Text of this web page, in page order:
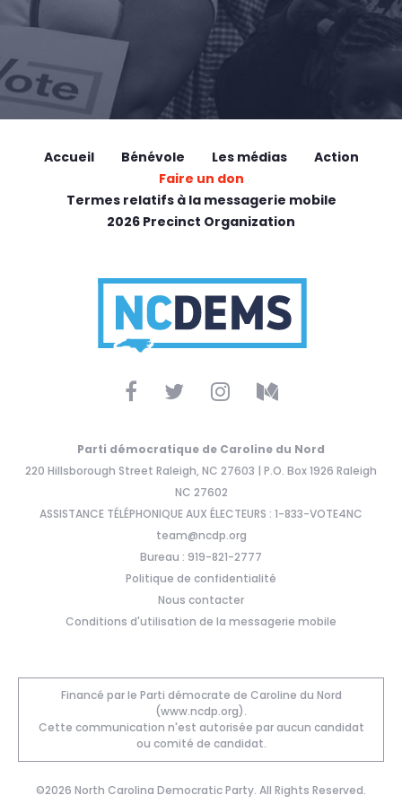
Accueil Bénévole Les médias
Action
Faire un don
Termes relatifs à la messagerie mobile
2026 Precinct Organization
Parti démocratique de Caroline du Nord
220 Hillsborough Street Raleigh, NC 27603 | P.O. Box 1926 Raleigh
NC 27602
ASSISTANCE TÉLÉPHONIQUE AUX ÉLECTEURS : 1-833-VOTE4NC
team@ncdp.org
Bureau : 919-821-2777
Politique de confidentialité
Nous contacter
Conditions d'utilisation de la messagerie mobile
Financé par le Parti démocrate de Caroline du Nord
(www.ncdp.org).
Cette communication n'est autorisée par aucun candidat
ou comité de candidat.
©2026 North Carolina Democratic Party. All Rights Reserved.